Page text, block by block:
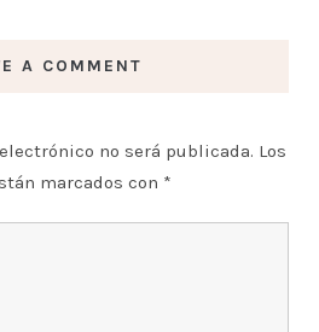
A COMMENT
no será publicada. Los
marcados con *